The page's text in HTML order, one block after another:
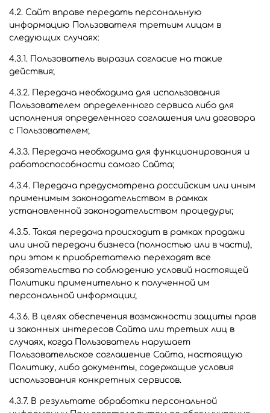
4.2. Сайт вправе передать персональную
информацию Пользователя третьим лицам в
следующих случаях:
4.3.1. Пользователь выразил согласие на такие
действия;
4.3.2. Передача необходима для использования
Пользователем определенного сервиса либо для
исполнения определенного соглашения или договора
с Пользователем;
4.3.3. Передача необходима для функционирования и
работоспособности самого Сайта;
4.3.4. Передача предусмотрена российским или иным
применимым законодательством в рамках
установленной законодательством процедуры;
4.3.5. Такая передача происходит в рамках продажи
или иной передачи бизнеса (полностью или в части),
при этом к приобретателю переходят все
обязательства по соблюдению условий настоящей
Политики применительно к полученной им
персональной информации;
4.3.6. В целях обеспечения возможности защиты прав
и законных интересов Сайта или третьих лиц в
случаях, когда Пользователь нарушает
Пользовательское соглашение Сайта, настоящую
Политику, либо документы, содержащие условия
использования конкретных сервисов.
4.3.7. В результате обработки персональной